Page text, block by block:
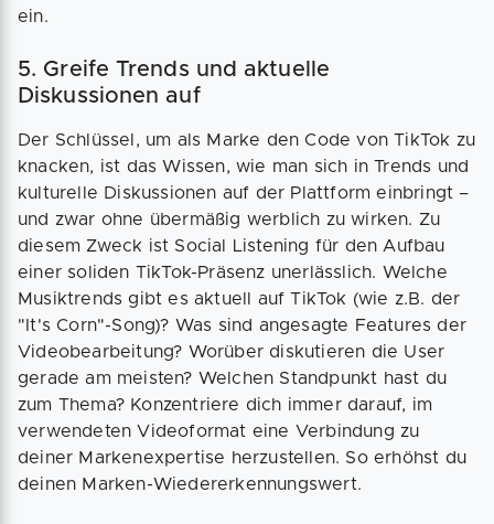
ein.
5. Greife Trends und aktuelle
Diskussionen auf
Der Schlüssel, um als Marke den Code von TikTok zu
knacken, ist das Wissen, wie man sich in Trends und
kulturelle Diskussionen auf der Plattform einbringt –
und zwar ohne übermäßig werblich zu wirken. Zu
diesem Zweck ist Social Listening für den Aufbau
einer soliden TikTok-Präsenz unerlässlich. Welche
Musiktrends gibt es aktuell auf TikTok (wie z.B. der
"It's Corn"-Song)? Was sind angesagte Features der
Videobearbeitung? Worüber diskutieren die User
gerade am meisten? Welchen Standpunkt hast du
zum Thema? Konzentriere dich immer darauf, im
verwendeten Videoformat eine Verbindung zu
deiner Markenexpertise herzustellen. So erhöhst du
deinen Marken-Wiedererkennungswert.